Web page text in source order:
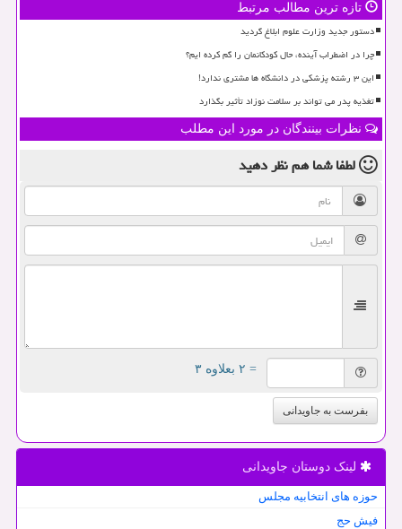
تازه ترین مطالب مرتبط
دستور جدید وزارت علوم ابلاغ گردید
چرا در اضطراب آینده، حال کودکانمان را گم کرده ایم؟
این ۳ رشته پزشکی در دانشگاه ها مشتری ندارد!
تغذیه پدر می تواند بر سلامت نوزاد تأثیر بگذارد
نظرات بینندگان در مورد این مطلب
لطفا شما همنظر دهید
= ۲ بعلاوه ۳
بفرست به جاویدانی
لینک دوستان جاویدانی
حوزه های انتخابیه مجلس
فیش حج